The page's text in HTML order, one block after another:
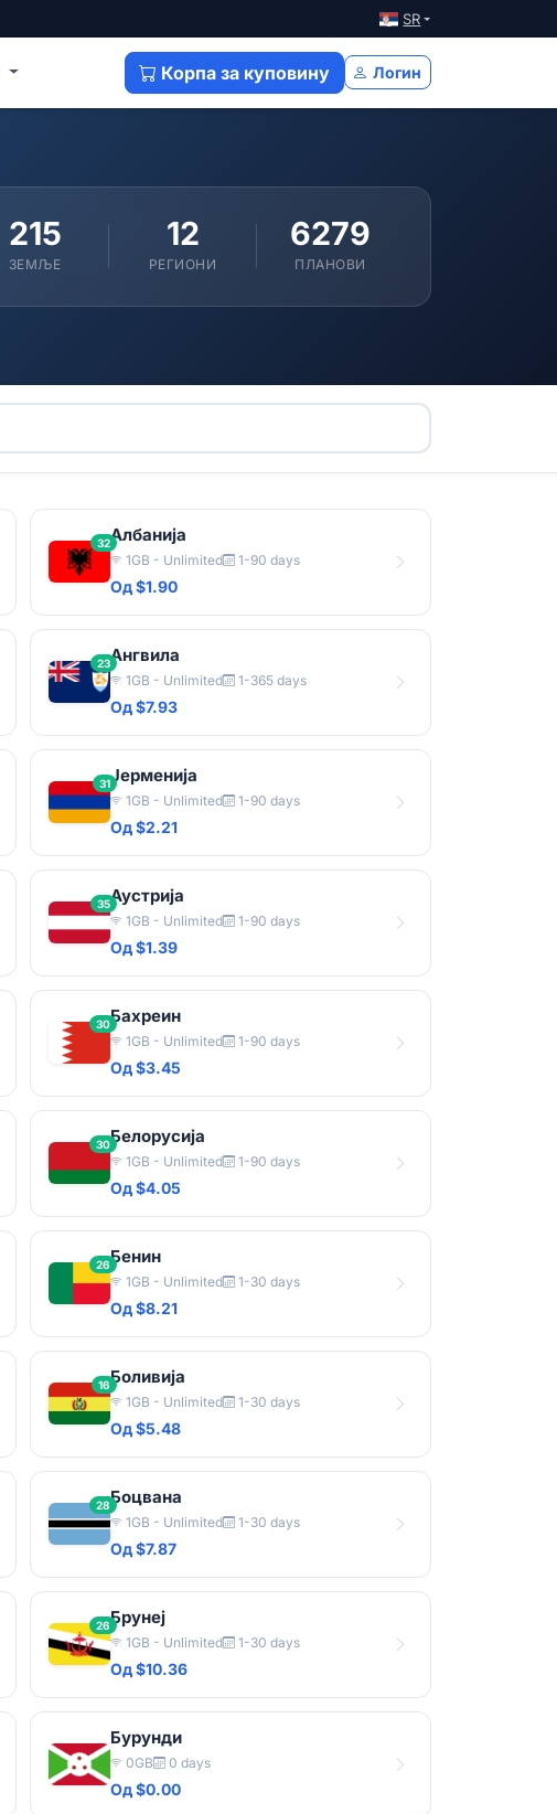
SR
Корпа за куповину Логин
215
ЗЕМЉЕ
12
РЕГИОНИ
6279
ПЛАНОВИ
32Албанија
1GB - Unlimited 1-90 days
Од $1.90
23Ангвила
1GB - Unlimited 1-365 days
Од $7.93
31Јерменија
1GB - Unlimited 1-90 days
Од $2.21
35Аустрија
1GB - Unlimited 1-90 days
Од $1.39
30Бахреин
1GB - Unlimited 1-90 days
Од $3.45
30Белорусија
1GB - Unlimited 1-90 days
Од $4.05
26Бенин
1GB - Unlimited 1-30 days
Од $8.21
16Боливија
1GB - Unlimited 1-30 days
Од $5.48
28Боцвана
1GB - Unlimited 1-30 days
Од $7.87
26Брунеј
1GB - Unlimited 1-30 days
Од $10.36
Бурунди
0GB 0 days
Од $0.00